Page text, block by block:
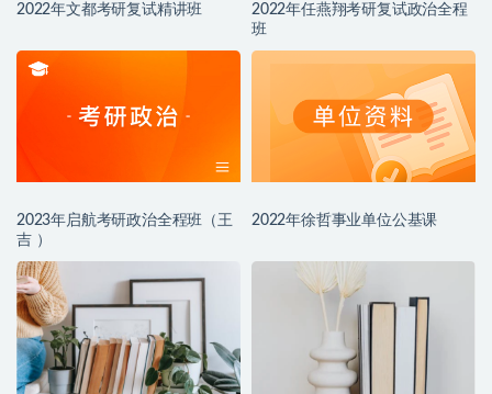
2022年文都考研复试精讲班
2022年任燕翔考研复试政治全程
班
2023年启航考研政治全程班（王
吉 ）
2022年徐哲事业单位公基课